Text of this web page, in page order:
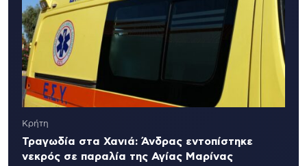
Κρήτη
Τραγωδία στα Χανιά: Άνδρας εντοπίστηκε
νεκρός σε παραλία της Αγίας Μαρίνας